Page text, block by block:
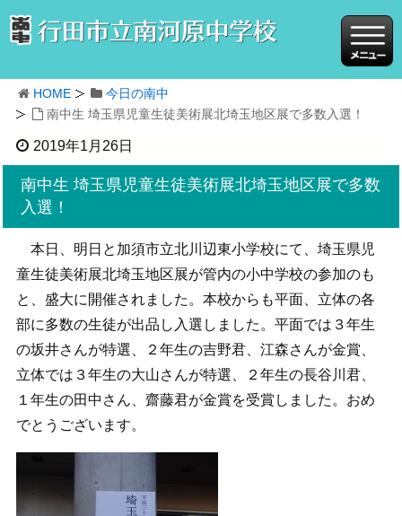
HOME
今日の南中
南中生 埼玉県児童生徒美術展北埼玉地区展で多数入選！
2019年1月26日
南中生 埼玉県児童生徒美術展北埼玉地区展で多数
入選！
本日、明日と加須市立北川辺東小学校にて、埼玉県児
童生徒美術展北埼玉地区展が管内の小中学校の参加のも
と、盛大に開催されました。本校からも平面、立体の各
部に多数の生徒が出品し入選しました。平面では３年生
の坂井さんが特選、２年生の吉野君、江森さんが金賞、
立体では３年生の大山さんが特選、２年生の長谷川君、
１年生の田中さん、齋藤君が金賞を受賞しました。おめ
でとうございます。